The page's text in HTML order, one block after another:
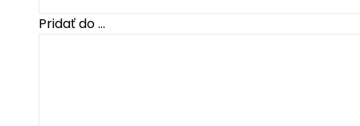
Pridať do ...